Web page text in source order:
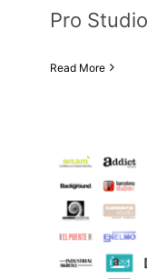
Pro
Read More